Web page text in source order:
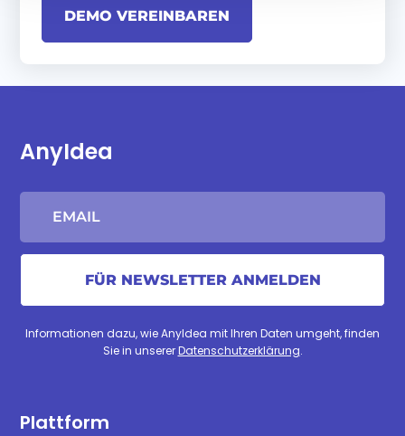
DEMO VEREINBAREN
AnyIdea
Informationen dazu, wie AnyIdea mit Ihren Daten umgeht, finden
Sie in unsererDatenschutzerklärung.
Plattform